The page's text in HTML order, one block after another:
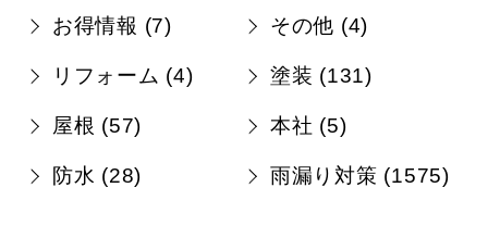
お得情報 (7) その他 (4)
リフォーム (4) 塗装 (131)
屋根 (57) 本社 (5)
防水 (28) 雨漏り対策 (1575)